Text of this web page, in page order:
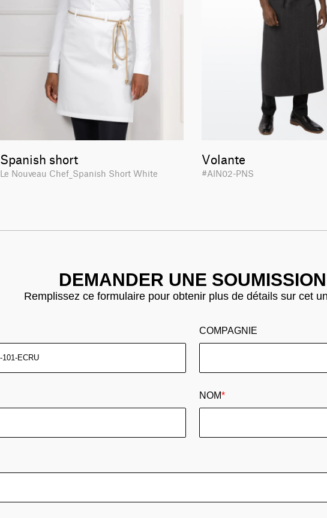
Spanish short
Le Nouveau Chef_Spanish Short White
Volante
#AIN02-PNS
DEMANDER UNE SOUMISSION
Remplissez ce formulaire pour obtenir plus de détails sur cet
COMPAGNIE
NOM*